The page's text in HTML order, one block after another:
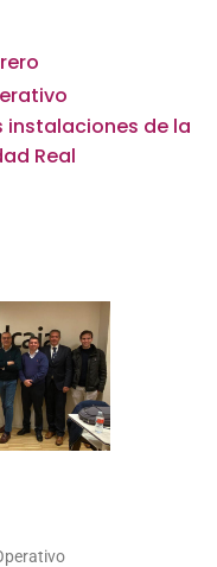
instalaciones de la
Real